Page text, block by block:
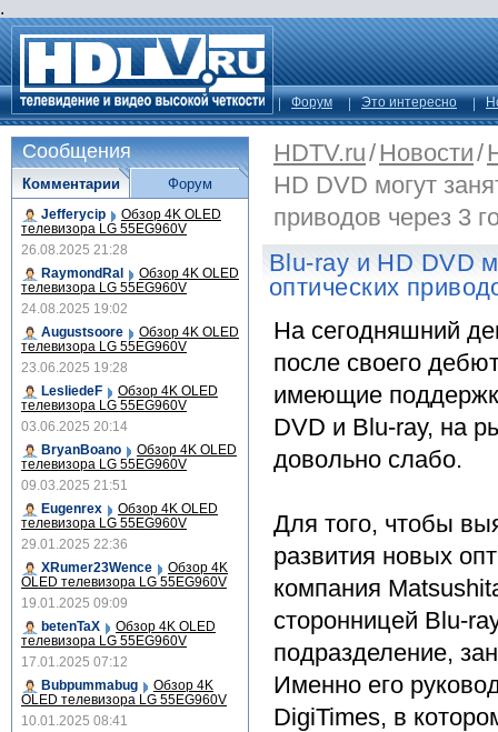
.
Форум Это интересно
HDTV.ru/Новости/
HD DVD могут
приводов через 3
Blu-ray и HD DVD
оптических
На сегодняшний
после своего
имеющие
DVD и Blu-ray, на
довольно слабо.
Для того, чтобы
развития новых
компания
сторонницей Blu-
подразделение,
Именно его
DigiTimes, в
Сообщения
Комментарии
Jefferycip Обзор 4K OLED
телевизора LG 55EG960V
26.08.2025 21:28
RaymondRal
Обзор 4K OLED
телевизора LG 55EG960V
24.08.2025 19:02
Augustsoore
Обзор 4K OLED
телевизора LG 55EG960V
23.06.2025 19:28
LesliedeF
Обзор 4K OLED
телевизора LG 55EG960V
03.06.2025 20:14
BryanBoano
Обзор 4K OLED
телевизора LG 55EG960V
09.03.2025 21:51
Eugenrex
Обзор 4K OLED
телевизора LG 55EG960V
29.01.2025 22:36
XRumer23Wence
Обзор 4K
OLED телевизора LG 55EG960V
19.01.2025 09:09
betenTaX
Обзор 4K OLED
телевизора LG 55EG960V
17.01.2025 07:12
Bubpummabug
Обзор 4K
OLED телевизора LG 55EG960V
10.01.2025 08:41
Форум